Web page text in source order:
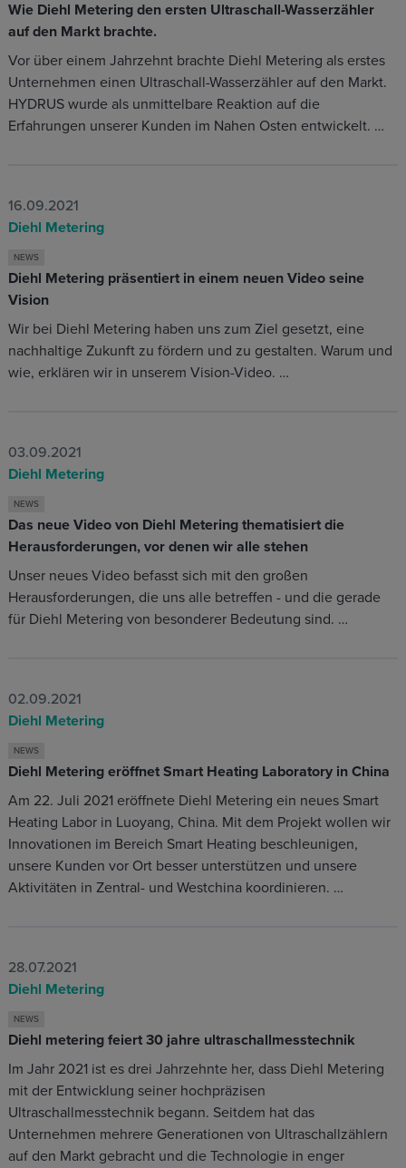
Wie Diehl Metering den ersten Ultraschall-Wasserzähler
auf den Markt brachte.
Vor über einem Jahrzehnt brachte Diehl Metering als erstes
Unternehmen einen Ultraschall-Wasserzähler auf den Markt.
HYDRUS wurde als unmittelbare Reaktion auf die
Erfahrungen unserer Kunden im Nahen Osten entwickelt. …
16.09.2021
Diehl Metering
NEWS
Diehl Metering präsentiert in einem neuen Video seine
Vision
Wir bei Diehl Metering haben uns zum Ziel gesetzt, eine
nachhaltige Zukunft zu fördern und zu gestalten. Warum und
wie, erklären wir in unserem Vision-Video. …
03.09.2021
Diehl Metering
NEWS
Das neue Video von Diehl Metering thematisiert die
Herausforderungen, vor denen wir alle stehen
Unser neues Video befasst sich mit den großen
Herausforderungen, die uns alle betreffen - und die gerade
für Diehl Metering von besonderer Bedeutung sind. …
02.09.2021
Diehl Metering
NEWS
Diehl Metering eröffnet Smart Heating Laboratory in China
Am 22. Juli 2021 eröffnete Diehl Metering ein neues Smart
Heating Labor in Luoyang, China. Mit dem Projekt wollen wir
Innovationen im Bereich Smart Heating beschleunigen,
unsere Kunden vor Ort besser unterstützen und unsere
Aktivitäten in Zentral- und Westchina koordinieren. …
28.07.2021
Diehl Metering
NEWS
Diehl metering feiert 30 jahre ultraschallmesstechnik
Im Jahr 2021 ist es drei Jahrzehnte her, dass Diehl Metering
mit der Entwicklung seiner hochpräzisen
Ultraschallmesstechnik begann. Seitdem hat das
Unternehmen mehrere Generationen von Ultraschallzählern
auf den Markt gebracht und die Technologie in enger